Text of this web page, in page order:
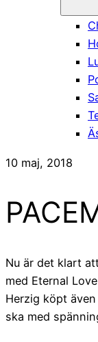
10 maj, 2018
Nu är det klart
med Eternal
Herzig köpt
ska med